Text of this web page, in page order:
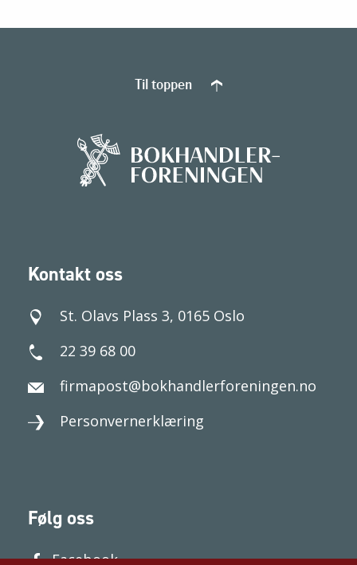
Kontakt oss
St. Olavs Plass 3, 0165 Oslo
22 39 68 00
firmapost@bokhandlerforeningen.no
Personvernerklæring
Følg oss
Facebook
Til toppen